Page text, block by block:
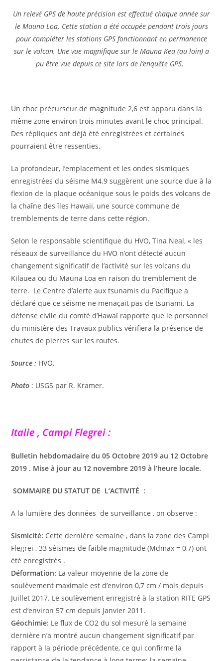
Un relevé GPS de haute précision est effectué chaque année sur
le Mauna Loa. Cette station a été occupée pendant trois jours
pour compléter les stations GPS fonctionnant en permanence
sur le volcan. Une vue magnifique sur le Mauna Kea (au loin) a
pu être vue depuis ce site lors de l’enquête GPS.
Un choc précurseur de magnitude 2,6 est apparu dans la
même zone environ trois minutes avant le choc principal.
Des répliques ont déjà été enregistrées et certaines
pourraient être ressenties.
La profondeur, l’emplacement et les ondes sismiques
enregistrées du séisme M4.9 suggèrent une source due à la
flexion de la plaque océanique sous le poids des volcans de
la chaîne des îles Hawaii, une source commune de
tremblements de terre dans cette région.
Selon le responsable scientifique du HVO, Tina Neal, « les
réseaux de surveillance du HVO n’ont détecté aucun
changement significatif de l’activité sur les volcans du
Kilauea ou du Mauna Loa en raison du tremblement de
terre. Le Centre d’alerte aux tsunamis du Pacifique a
déclaré que ce séisme ne menaçait pas de tsunami. La
défense civile du comté d’Hawaï rapporte que le personnel
du ministère des Travaux publics vérifiera la présence de
chutes de pierres sur les routes.
Source : HVO.
Photo : USGS par R. Kramer.
Italie , Campi Flegrei :
Bulletin hebdomadaire du 05 Octobre 2019 au 12 Octobre
2019 . Mise à jour au 12 novembre 2019 à l’heure locale.
SOMMAIRE DU STATUT DE L’ACTIVITÉ :
A la lumière des données de surveillance , on observe :
Sismicité: Cette dernière semaine , dans la zone des Campi
Flegrei , 33 séismes de faible magnitude (Mdmax = 0,7) ont
été enregistrés .
Déformation: La valeur moyenne de la zone de
soulèvement maximale est d’environ 0,7 cm / mois depuis
Juillet 2017. Le soulèvement enregistré à la station RITE GPS
est d’environ 57 cm depuis Janvier 2011.
Géochimie: Le flux de CO2 du sol mesuré la semaine
dernière n’a montré aucun changement significatif par
rapport à la période précédente, ce qui confirme la